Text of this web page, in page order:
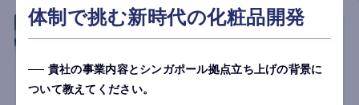
体制で挑む新時代の化粧品開発
貴社の事業内容とシンガポール拠点立ち上げの背景に
ついて教えてください。